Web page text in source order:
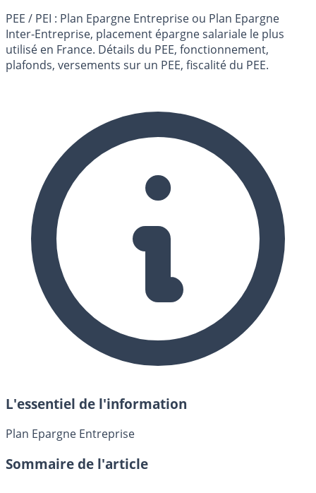
PEE / PEI : Plan Epargne Entreprise ou Plan Epargne
Inter-Entreprise, placement épargne salariale le plus
utilisé en France. Détails du PEE, fonctionnement,
plafonds, versements sur un PEE, fiscalité du PEE.
L'essentiel de l'information
Plan Epargne Entreprise
Sommaire de l'article